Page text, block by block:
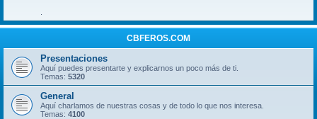
CBFEROS.COM
Presentaciones
Aquí puedes presentarte y explicarnos un poco más de ti.
Temas: 5320
General
Aquí charlamos de nuestras cosas y de todo lo que nos interesa.
Temas: 4100